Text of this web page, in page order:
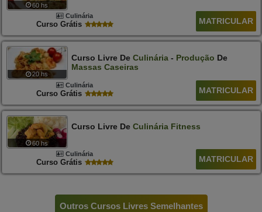
60 hs
Culinária
Curso Grátis MATRICULAR
20 hs
Curso Livre De Culinária- Produção De
Massas Caseiras
Culinária
Curso Grátis MATRICULAR
60 hs
Curso Livre De Culinária Fitness
Culinária
Curso Grátis MATRICULAR
Outros Cursos Livres Semelhantes